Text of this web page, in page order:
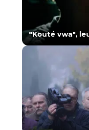
"Kouté vwa",